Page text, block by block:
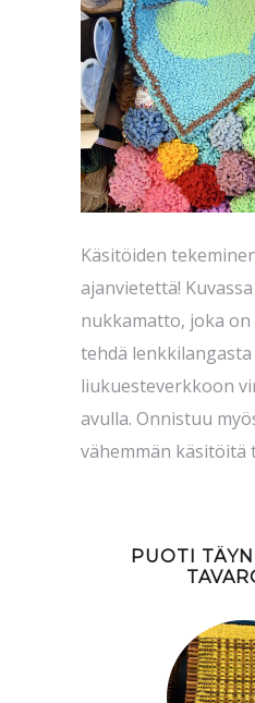
Käsitöiden
ajanvietettä!
nukkamatto, joka
tehdä lenkkilangasta
liukuesteverkkoon
avulla. Onnistuu
vähemmän käsitöitä
PUOTI